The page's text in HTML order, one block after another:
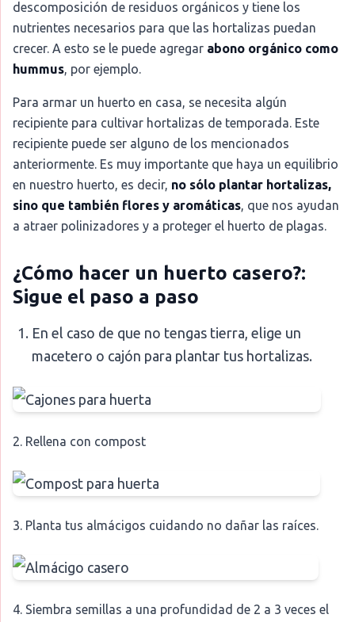
descomposición de residuos orgánicos y tiene los
nutrientes necesarios para que las hortalizas puedan
crecer. A esto se le puede agregar abono orgánico como
hummus, por ejemplo.
Para armar un huerto en casa, se necesita algún
recipiente para cultivar hortalizas de temporada. Este
recipiente puede ser alguno de los mencionados
anteriormente. Es muy importante que haya un equilibrio
en nuestro huerto, es decir, no sólo plantar hortalizas,
sino que también flores y aromáticas, que nos ayudan
a atraer polinizadores y a proteger el huerto de plagas.
¿Cómo hacer un huerto casero?:
Sigue el paso a paso
En el caso de que no tengas tierra, elige un
macetero o cajón para plantar tus hortalizas.
2. Rellena con compost
3. Planta tus almácigos cuidando no dañar las raíces.
4. Siembra semillas a una profundidad de 2 a 3 veces el